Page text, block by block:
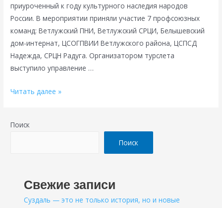
приуроченный к году культурного наследия народов
России. В мероприятии приняли участие 7 профсоюзных
команд: Ветлужский ПНИ, Ветлужский СРЦИ, Белышевский
дом-интернат, ЦСОГПВИИ Ветлужского района, ЦСПСД
Надежда, СРЦН Радуга. Организатором турслета
выступило управление …
Туристический
коллективов
Ветлужского
района
Читать далее »
Поиск
Поиск
Свежие записи
Суздаль — это не только история, но и новые